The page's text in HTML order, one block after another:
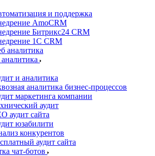
и поддержка
AmoCRM
Битрикс24 CRM
1C CRM
аналитика
и аналитика
аналитика бизнес-процессов
маркетинга компании
аудит
аудит сайта
юзабилити
конкурентов
аудит сайта
чат-ботов